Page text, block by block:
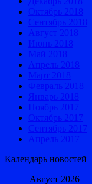
Октябрь 2018
Сентябрь 2018
Август 2018
Июнь 2018
Май 2018
Апрель 2018
Март 2018
Февраль 2018
Январь 2018
Ноябрь 2017
Октябрь 2017
Сентябрь 2017
Апрель 2017
Календарь новостей
Август 2026